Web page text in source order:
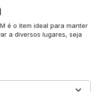
é o item ideal para manter
a diversos lugares, seja